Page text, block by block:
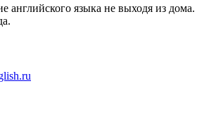
английского языка не выходя из дома.